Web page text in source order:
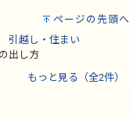
ページの先頭へ
引越し・住まい
出し方
もっと見る（全2件）